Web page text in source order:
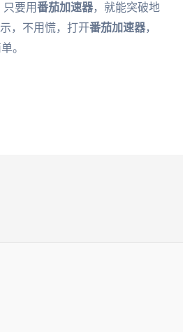
要用番茄加速器，就能突破地
，不用慌，打开番茄加速器，
。